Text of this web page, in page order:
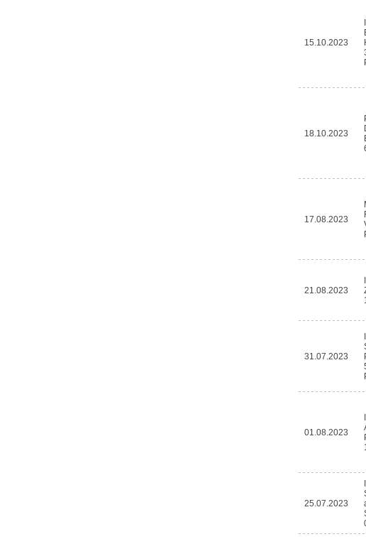
15.10.2023
18.10.2023
17.08.2023
21.08.2023
31.07.2023
01.08.2023
25.07.2023